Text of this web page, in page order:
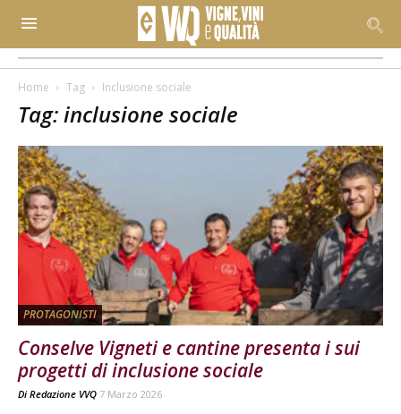
Home Tag Inclusione sociale
Tag: inclusione sociale
PROTAGONISTI
Conselve Vigneti e cantine presenta i sui
progetti di inclusione sociale
Di Redazione VVQ 7 Marzo 2026